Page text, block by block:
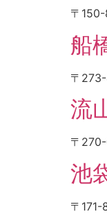
〒
船
〒
流
〒
池
〒171-